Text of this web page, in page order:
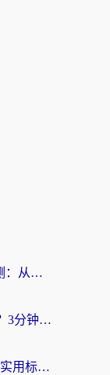
如何翻墙到中国免费？海外党亲测：从踩坑到选对加速器的全攻略
海外党必看：云极和Bling好用吗？3分钟教你选对回国加速器
从澳门用什么VPN访问国内？3个实用标准帮你避开坑，无缝刷剧听歌